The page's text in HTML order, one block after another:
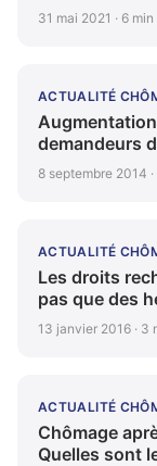
31 mai 2021 · 6
ACTUALITÉ
demandeurs
8 septembre 2014
ACTUALITÉ
Les droits
pas que des
13 janvier 2016 · 3
ACTUALITÉ
Chômage
Quelles sont